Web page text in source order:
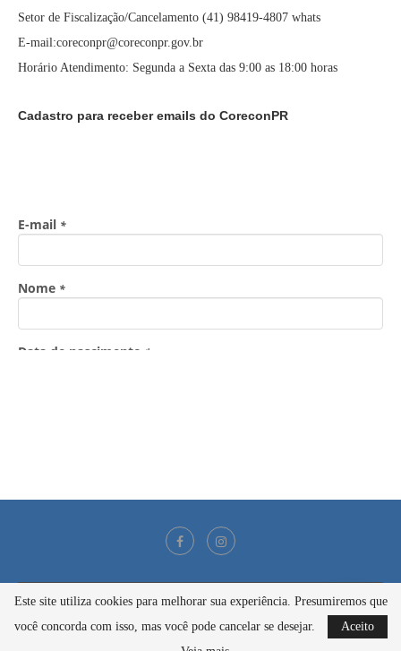
Setor de Fiscalização/Cancelamento (41) 98419-4807 whats
E-mail:coreconpr@coreconpr.gov.br
Horário Atendimento: Segunda a Sexta das 9:00 as 18:00 horas
Cadastro para receber emails do CoreconPR
@2021 - Todos os direitos reservados
BACK TO TOP
Este site utiliza cookies para melhorar sua experiência. Presumiremos que
você concorda com isso, mas você pode cancelar se desejar.
Aceito